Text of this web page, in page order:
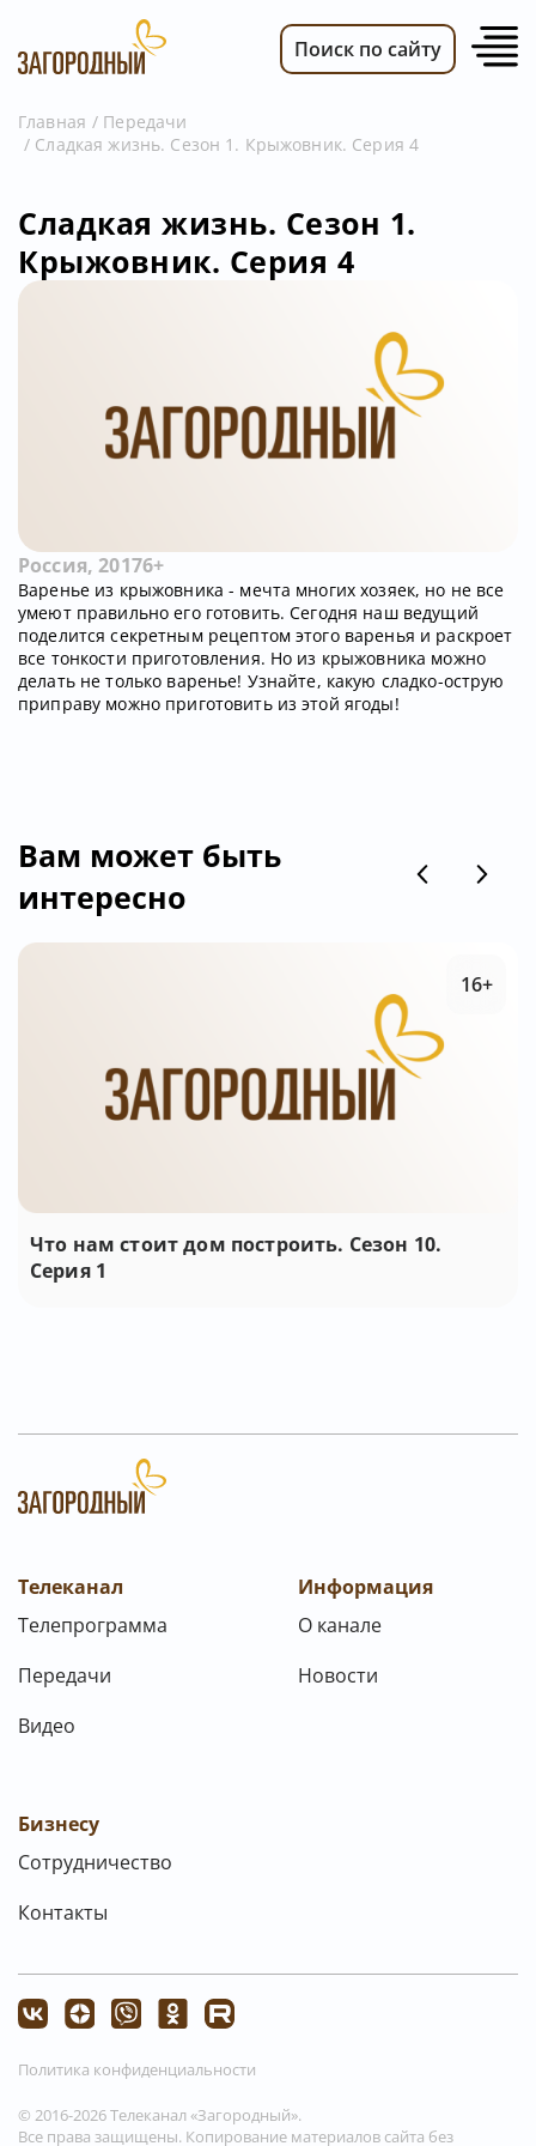
ВИДЕО
ПЕРЕДАЧИ
ТЕЛЕПРОГРАММА
РЕКЛАМОДАТЕЛЯМ
Поиск по сайту
Главная
Передачи
Сладкая жизнь. Сезон 1. Крыжовник. Серия 4
Сладкая жизнь. Сезон 1.
Крыжовник. Серия 4
Россия, 20176+
Варенье из крыжовника - мечта многих хозяек, но не все
умеют правильно его готовить. Сегодня наш ведущий
поделится секретным рецептом этого варенья и раскроет
все тонкости приготовления. Но из крыжовника можно
делать не только варенье! Узнайте, какую сладко-острую
приправу можно приготовить из этой ягоды!
Вам может быть
интересно
Что нам стоит дом построить. Сезон 10.
Серия 1
16+
Телеканал
Телепрограмма
Передачи
Видео
Информация
О канале
Новости
Бизнесу
Сотрудничество
Контакты
© 2016-2026 Телеканал «Загородный».
Все права защищены. Копирование материалов сайта без
Политика конфиденциальности